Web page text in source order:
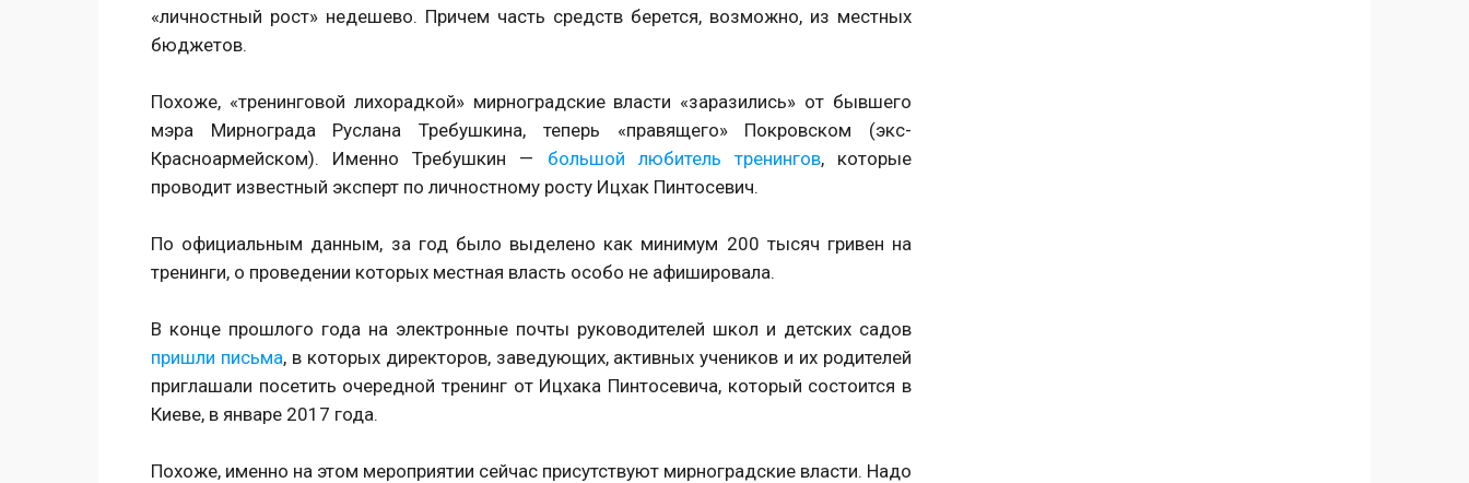
«личностный рост» недешево. Причем часть средств берется, возможно, из местных
бюджетов.
Похоже, «тренинговой лихорадкой» мирноградские власти «заразились» от бывшего
мэра Мирнограда Руслана Требушкина, теперь «правящего» Покровском (экс-
Красноармейском). Именно Требушкин — большой любитель тренингов, которые
проводит известный эксперт по личностному росту Ицхак Пинтосевич.
По официальным данным, за год было выделено как минимум 200 тысяч гривен на
тренинги, о проведении которых местная власть особо не афишировала.
В конце прошлого года на электронные почты руководителей школ и детских садов
пришли письма, в которых директоров, заведующих, активных учеников и их родителей
приглашали посетить очередной тренинг от Ицхака Пинтосевича, который состоится в
Киеве, в январе 2017 года.
Похоже, именно на этом мероприятии сейчас присутствуют мирноградские власти. Надо